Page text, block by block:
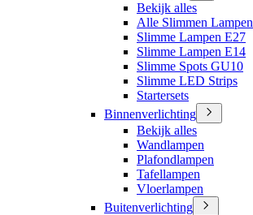
Bekijk alles
Alle Slimmen Lampen
Slimme Lampen E27
Slimme Lampen E14
Slimme Spots GU10
Slimme LED Strips
Startersets
Binnenverlichting
Bekijk alles
Wandlampen
Plafondlampen
Tafellampen
Vloerlampen
Buitenverlichting